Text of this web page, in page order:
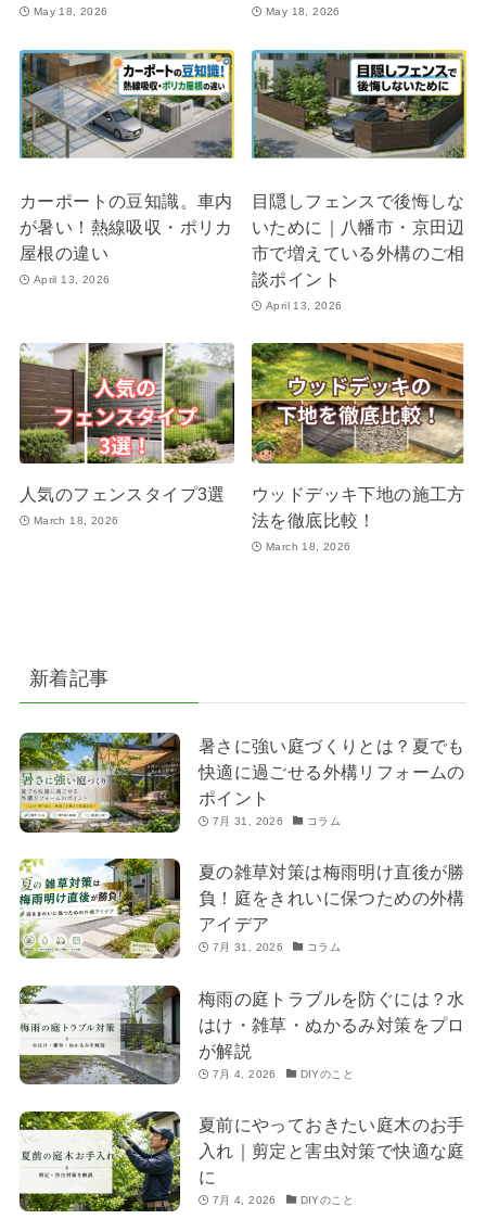
May 18, 2026 May 18, 2026
カーポートの豆知識。車内
が暑い！熱線吸収・ポリカ
屋根の違い
April 13, 2026
目隠しフェンスで後悔しな
いために｜八幡市・京田辺
市で増えている外構のご相
談ポイント
April 13, 2026
人気のフェンスタイプ3選
March 18, 2026
ウッドデッキ下地の施工方
法を徹底比較！
March 18, 2026
新着記事
暑さに強い庭づくりとは？夏でも
快適に過ごせる外構リフォームの
ポイント
7月 31, 2026 コラム
夏の雑草対策は梅雨明け直後が勝
負！庭をきれいに保つための外構
アイデア
7月 31, 2026 コラム
梅雨の庭トラブルを防ぐには？水
はけ・雑草・ぬかるみ対策をプロ
が解説
7月 4, 2026 DIYのこと
夏前にやっておきたい庭木のお手
入れ｜剪定と害虫対策で快適な庭
に
7月 4, 2026 DIYのこと